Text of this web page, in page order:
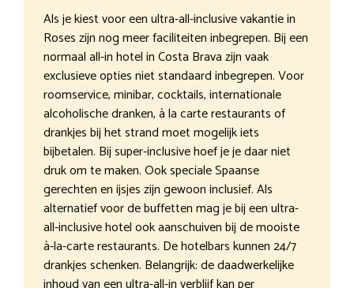
Als je kiest voor een ultra-all-inclusive vakantie in
Roses zijn nog meer faciliteiten inbegrepen. Bij een
normaal all-in hotel in Costa Brava zijn vaak
exclusieve opties niet standaard inbegrepen. Voor
roomservice, minibar, cocktails, internationale
alcoholische dranken, à la carte restaurants of
drankjes bij het strand moet mogelijk iets
bijbetalen. Bij super-inclusive hoef je je daar niet
druk om te maken. Ook speciale Spaanse
gerechten en ijsjes zijn gewoon inclusief. Als
alternatief voor de buffetten mag je bij een ultra-
all-inclusive hotel ook aanschuiven bij de mooiste
à-la-carte restaurants. De hotelbars kunnen 24/7
drankjes schenken. Belangrijk: de daadwerkelijke